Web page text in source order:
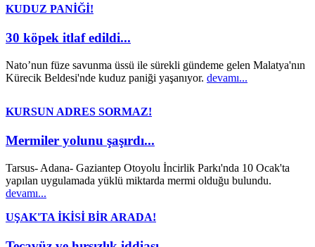
KUDUZ PANİĞİ!
30 köpek itlaf edildi...
Nato’nun füze savunma üssü ile sürekli gündeme gelen Malatya'nın
Kürecik Beldesi'nde kuduz paniği yaşanıyor. devamı...
KURSUN ADRES SORMAZ!
Mermiler yolunu şaşırdı...
Tarsus- Adana- Gaziantep Otoyolu İncirlik Parkı'nda 10 Ocak'ta
yapılan uygulamada yüklü miktarda mermi olduğu bulundu.
devamı...
UŞAK'TA İKİSİ BİR ARADA!